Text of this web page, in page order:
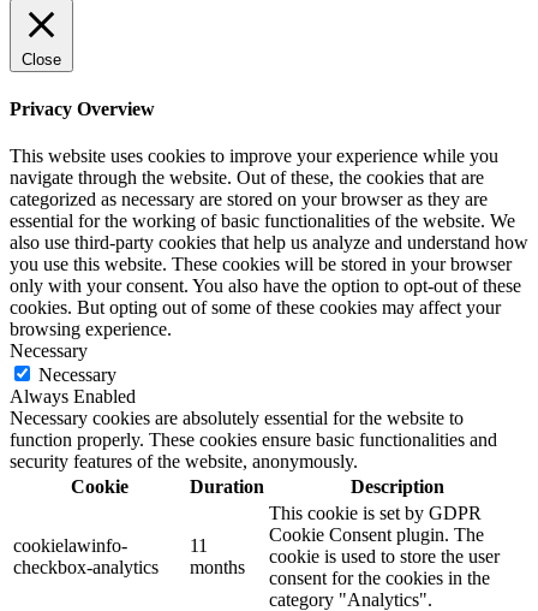
Close
Privacy Overview
This website uses cookies to improve your experience while you
navigate through the website. Out of these, the cookies that are
categorized as necessary are stored on your browser as they are
essential for the working of basic functionalities of the website. We
also use third-party cookies that help us analyze and understand how
you use this website. These cookies will be stored in your browser
only with your consent. You also have the option to opt-out of these
cookies. But opting out of some of these cookies may affect your
browsing experience.
Necessary
Necessary
Always Enabled
Necessary cookies are absolutely essential for the website to
function properly. These cookies ensure basic functionalities and
security features of the website, anonymously.
Cookie
Duration Description
cookielawinfo-
checkbox-analytics
11
months
This cookie is set by GDPR
Cookie Consent plugin. The
cookie is used to store the user
consent for the cookies in the
category "Analytics".